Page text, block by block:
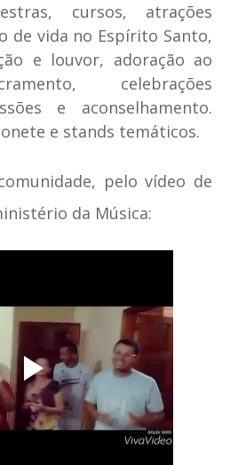
cursos, atrações
de vida no Espírito Santo,
e louvor, adoração ao
celebrações
e aconselhamento.
e stands temáticos.
pelo vídeo de
da Música: